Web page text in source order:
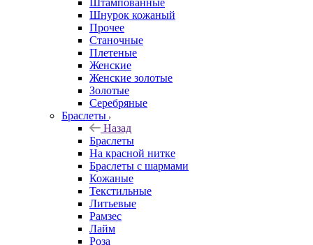
Штампованные
Шнурок кожаный
Прочее
Станочные
Плетеные
Женские
Женские золотые
Золотые
Серебряные
Браслеты
Назад
Браслеты
На красной нитке
Браслеты с шармами
Кожаные
Текстильные
Литьевые
Рамзес
Лайм
Роза